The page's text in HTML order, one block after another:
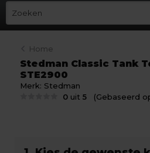
Home
Stedman Classic Tank
STE2900
Merk: Stedman
0 uit5 (Gebaseerd